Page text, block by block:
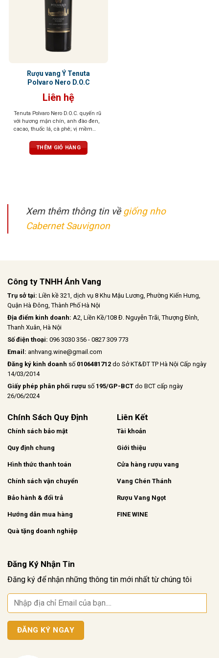
Rượu vang Ý Tenuta
Polvaro Nero D.O.C
Liên hệ
Tenuta Polvaro Nero D.O.C. quyến rũ
với hương mận chín, anh đào đen,
cacao, thuốc lá, cà phê; vị mềm
tượng khó quênTHÊM GIỎ HÀNG
Xem thêm thông tin về giống nho
Cabernet Sauvignon
Công ty TNHH Ánh Vang
Trụ sở tại: Liền kề 321, dịch vụ 8 Khu Mậu Lương, Phường Kiến Hưng,
Quận Hà Đông, Thành Phố Hà Nội
Địa điểm kinh doanh: A2, Liền Kề/108 Đ. Nguyễn Trãi, Thượng Đình,
Thanh Xuân, Hà Nội
Số điện thoại: 096 3030 356 - 0827 309 773
Email: anhvang.wine@gmail.com
Đăng ký kinh doanh số 0106481712 do Sở KT&ĐT TP Hà Nội Cấp ngày
14/03/2014
Giấy phép phân phối rượu số 195/GP-BCT do BCT cấp ngày
26/06/2024
Chính Sách Quy Định
Chính sách bảo mật
Quy định chung
Hình thức thanh toán
Chính sách vận chuyển
Bảo hành & đổi trả
Hướng dẫn mua hàng
Quà tặng doanh nghiệp
Liên Kết
Tài khoản
Giới thiệu
Cửa hàng rượu vang
Vang Chén Thánh
Rượu Vang Ngọt
FINE WINE
Đăng Ký Nhận Tin
Đăng ký để nhận những thông tin mới nhất từ chúng tôi